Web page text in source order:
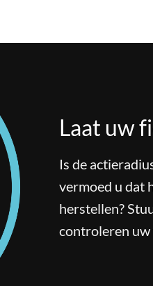
Laat uw
Is de
vermoed u dat
herstellen?
controleren uw